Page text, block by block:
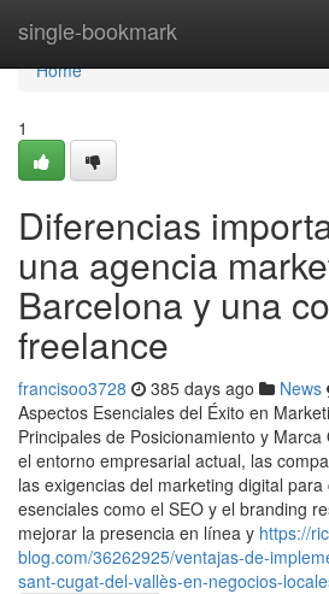
single-bookmark
Home
Home
1
Diferencias
una agencia
Barcelona y una
freelance
francisoo3728 385 days ago News
Aspectos Esenciales del Éxito en
Principales de Posicionamiento y
el entorno empresarial actual, las
las exigencias del marketing digital
esenciales como el SEO y el branding
mejorar la presencia en línea y https://
blog.com/36262925/ventajas-de-
sant-cugat-del-vallès-en-negocios-